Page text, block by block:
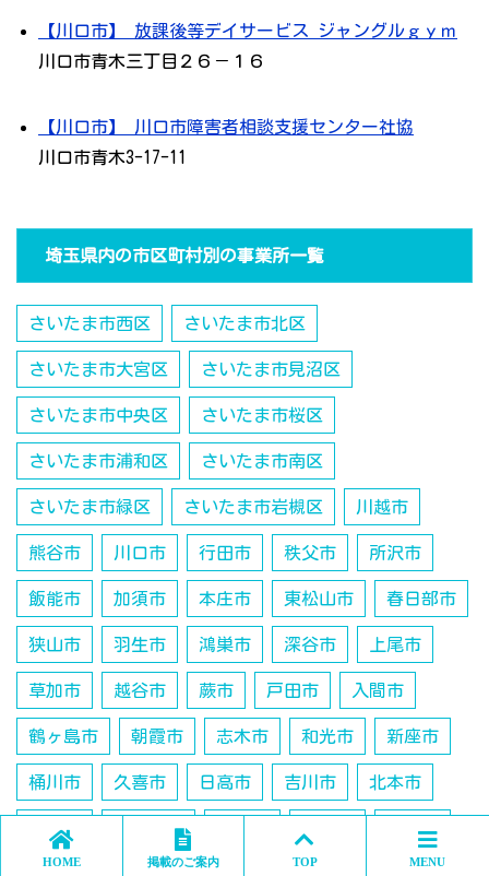
【川口市】 放課後等デイサービス ジャングルｇｙｍ
川口市青木三丁目２６－１６
【川口市】 川口市障害者相談支援センター社協
川口市青木3-17-11
埼玉県内の市区町村別の事業所一覧
さいたま市西区 さいたま市北区
さいたま市大宮区 さいたま市見沼区
さいたま市中央区 さいたま市桜区
さいたま市浦和区 さいたま市南区
さいたま市緑区 さいたま市岩槻区 川越市
熊谷市 川口市 行田市 秩父市 所沢市
飯能市 加須市 本庄市 東松山市 春日部市
狭山市 羽生市 鴻巣市 深谷市 上尾市
草加市 越谷市 蕨市 戸田市 入間市
鶴ヶ島市 朝霞市 志木市 和光市 新座市
桶川市 久喜市 日高市 吉川市 北本市
八潮市 富士見市 坂戸市
HOME 掲載のご案内 TOP MENU